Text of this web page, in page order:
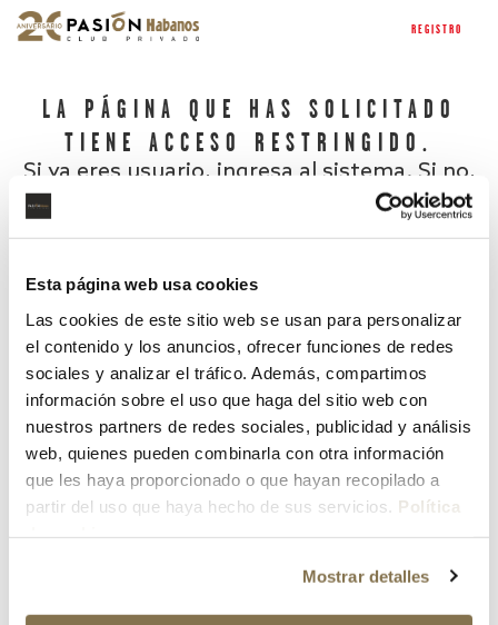
Esta página web usa cookies
Las cookies de este sitio web se usan para personalizar
el contenido y los anuncios, ofrecer funciones de redes
sociales y analizar el tráfico. Además, compartimos
información sobre el uso que haga del sitio web con
nuestros partners de redes sociales, publicidad y análisis
web, quienes pueden combinarla con otra información
que les haya proporcionado o que hayan recopilado a
partir del uso que haya hecho de sus servicios. Política
Mostrar detalles
REGISTRO
LA PÁGINA QUE HAS SOLICITADO
TIENE ACCESO RESTRINGIDO.
Si ya eres usuario, ingresa al sistema. Si no,
¿Has olvidado tu contraseña?